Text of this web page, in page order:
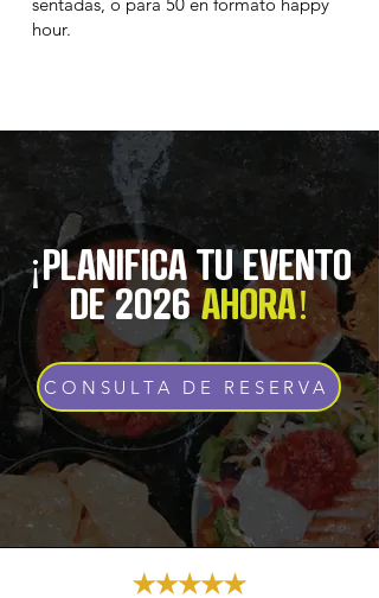
hour.
¡PLANIFICA TU EVENTO
DE 2026 AHORA!
CONSULTA DE RESERVA